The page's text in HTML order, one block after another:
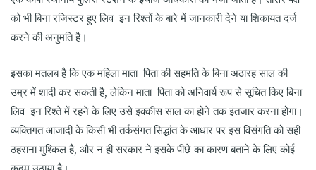
को भी बिना रजिस्टर हुए लिव-इन रिश्तों के बारे में जानकारी देने या शिकायत दर्ज
करने की अनुमति है।
इसका मतलब है कि एक महिला माता-पिता की सहमति के बिना अठारह साल की
उम्र में शादी कर सकती है, लेकिन माता-पिता को अनिवार्य रूप से सूचित किए बिना
लिव-इन रिश्ते में रहने के लिए उसे इक्कीस साल का होने तक इंतजार करना होगा।
व्यक्तिगत आजादी के किसी भी तर्कसंगत सिद्धांत के आधार पर इस विसंगति को सही
ठहराना मुश्किल है, और न ही सरकार ने इसके पीछे का कारण बताने के लिए कोई